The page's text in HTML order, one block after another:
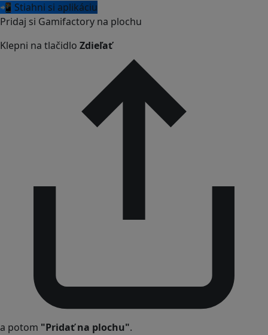
📲 Stiahni si aplikáciu
Pridaj si Gamifactory na plochu
Klepni na tlačidlo Zdieľať
a potom "Pridať na plochu".